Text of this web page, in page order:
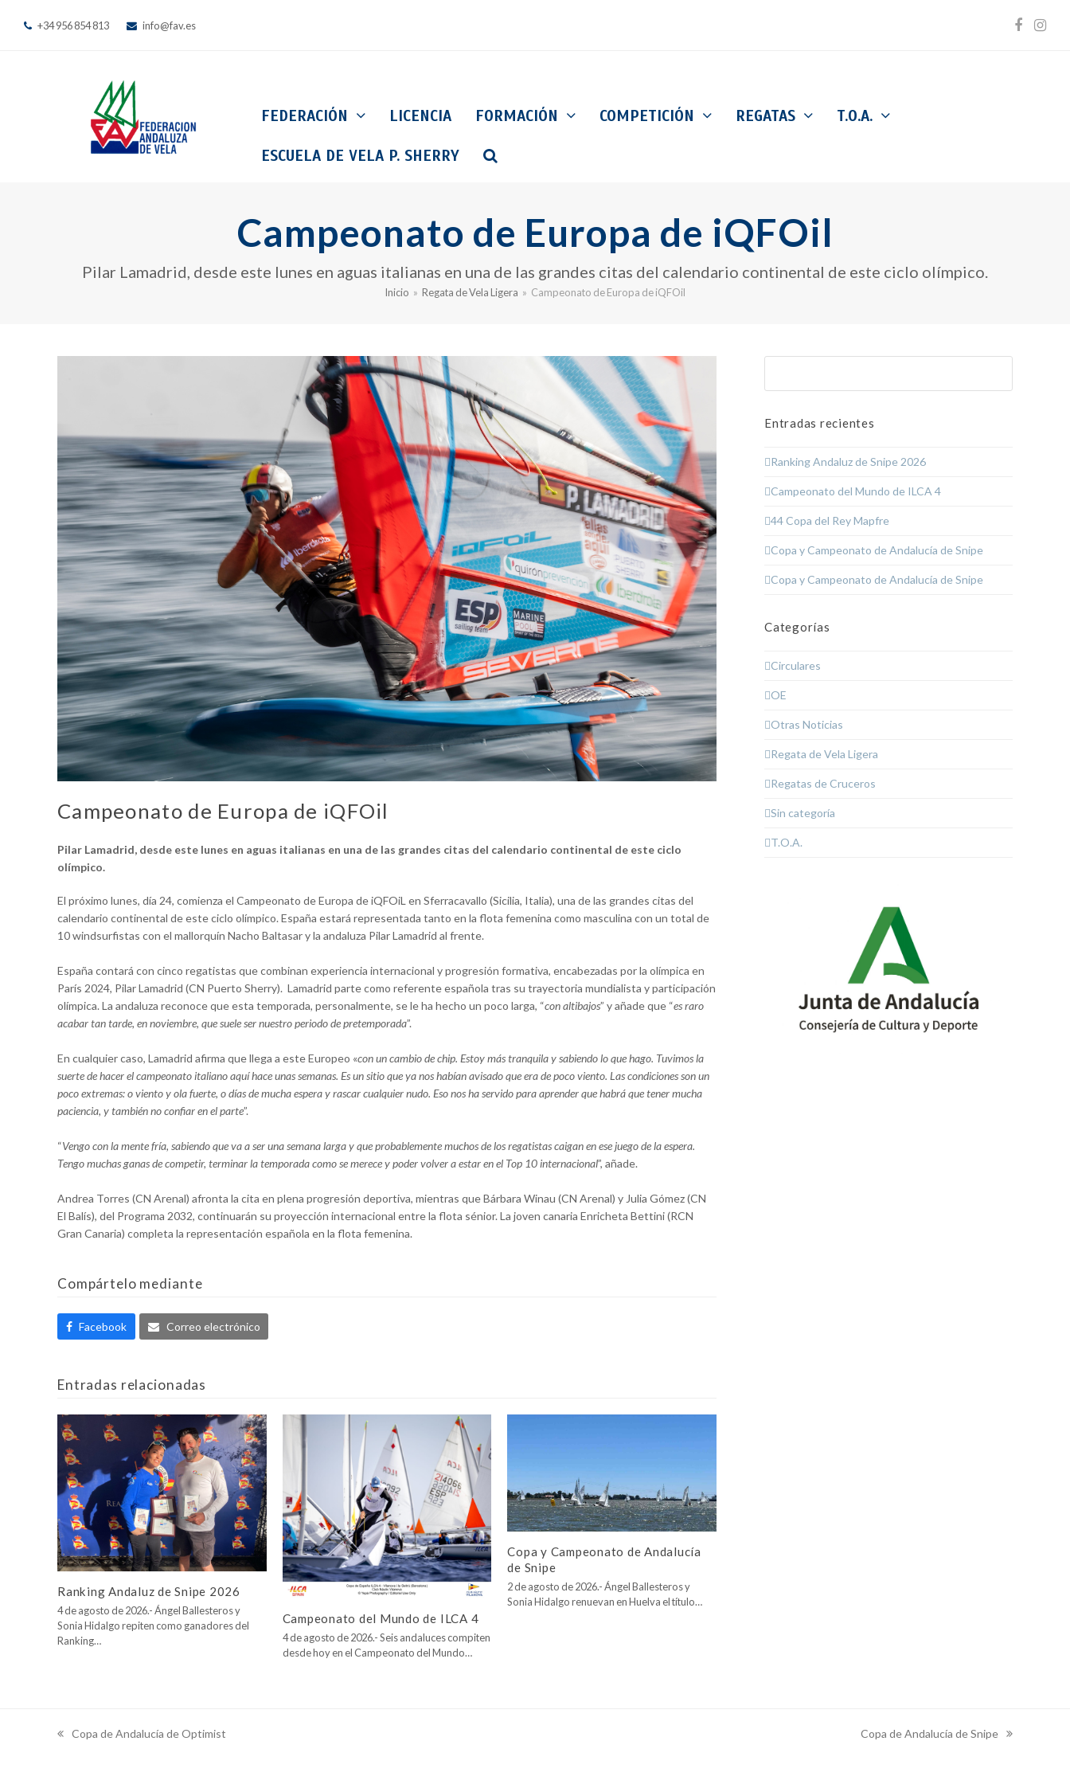
+34 956 854 813 info@fav.es
FEDERACIÓN LICENCIA FORMACIÓN COMPETICIÓN REGATAS T.O.A.
ESCUELA DE VELA P. SHERRY
Campeonato de Europa de iQFOil
Pilar Lamadrid, desde este lunes en aguas italianas en una de las grandes citas del calendario continental de este ciclo olímpico.
Inicio » Regata de Vela Ligera » Campeonato de Europa de iQFOil
Campeonato de Europa de iQFOil
Pilar Lamadrid, desde este lunes en aguas italianas en una de las grandes citas del calendario continental de este ciclo
olímpico.
El próximo lunes, día 24, comienza el Campeonato de Europa de iQFOiL en Sferracavallo (Sicilia, Italia), una de las grandes citas del
calendario continental de este ciclo olímpico. España estará representada tanto en la flota femenina como masculina con un total de
10 windsurfistas con el mallorquín Nacho Baltasar y la andaluza Pilar Lamadrid al frente.
España contará con cinco regatistas que combinan experiencia internacional y progresión formativa, encabezadas por la olímpica en
París 2024, Pilar Lamadrid (CN Puerto Sherry). Lamadrid parte como referente española tras su trayectoria mundialista y participación
olímpica. La andaluza reconoce que esta temporada, personalmente, se le ha hecho un poco larga, “con altibajos” y añade que “es raro
acabar tan tarde, en noviembre, que suele ser nuestro periodo de pretemporada”.
En cualquier caso, Lamadrid afirma que llega a este Europeo «con un cambio de chip. Estoy más tranquila y sabiendo lo que hago. Tuvimos la
suerte de hacer el campeonato italiano aquí hace unas semanas. Es un sitio que ya nos habían avisado que era de poco viento. Las condiciones son un
poco extremas: o viento y ola fuerte, o días de mucha espera y rascar cualquier nudo. Eso nos ha servido para aprender que habrá que tener mucha
paciencia, y también no confiar en el parte”.
“Vengo con la mente fría, sabiendo que va a ser una semana larga y que probablemente muchos de los regatistas caigan en ese juego de la espera.
Tengo muchas ganas de competir, terminar la temporada como se merece y poder volver a estar en el Top 10 internacional”, añade.
Andrea Torres (CN Arenal) afronta la cita en plena progresión deportiva, mientras que Bárbara Winau (CN Arenal) y Julia Gómez (CN
El Balís), del Programa 2032, continuarán su proyección internacional entre la flota sénior. La joven canaria Enricheta Bettini (RCN
Gran Canaria) completa la representación española en la flota femenina.
Compártelo mediante
Facebook Correo electrónico
Entradas relacionadas
Ranking Andaluz de Snipe 2026
4 de agosto de 2026.- Ángel Ballesteros y
Sonia Hidalgo repiten como ganadores del
Ranking…
Campeonato del Mundo de ILCA 4
4 de agosto de 2026.- Seis andaluces compiten
desde hoy en el Campeonato del Mundo…
Copa y Campeonato de Andalucía
de Snipe
2 de agosto de 2026.- Ángel Ballesteros y
Sonia Hidalgo renuevan en Huelva el título…
Entradas recientes
Ranking Andaluz de Snipe 2026
Campeonato del Mundo de ILCA 4
44 Copa del Rey Mapfre
Copa y Campeonato de Andalucía de Snipe
Copa y Campeonato de Andalucía de Snipe
Categorías
Circulares
OE
Otras Noticias
Regata de Vela Ligera
Regatas de Cruceros
Sin categoría
T.O.A.
previous
Copa de Andalucía de Optimist
next
Copa de Andalucía de Snipe